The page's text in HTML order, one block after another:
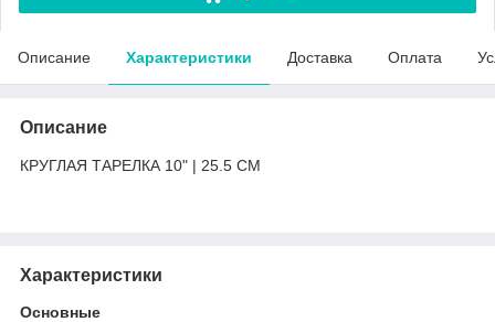
Описание Характеристики Доставка Оплата
Описание
КРУГЛАЯ ТАРЕЛКА 10" | 25.5 CM
Характеристики
Основные